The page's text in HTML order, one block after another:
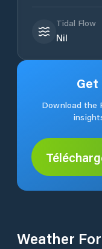
Tidal Flow
Nil
Get
Download the
Weather